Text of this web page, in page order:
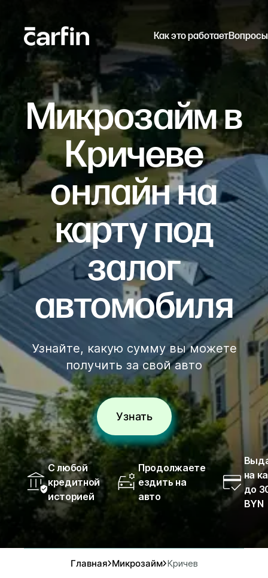
Как это работает
Микрозайм в
Кричеве
онлайн на
карту под
залог
автомобиля
Узнайте, какую сумму вы можете
получить за свой авто
Узнать
С любой
кредитной
историей
Продолжаете
ездить на
авто
на
до
BYN
Главная Микрозайм Кричев